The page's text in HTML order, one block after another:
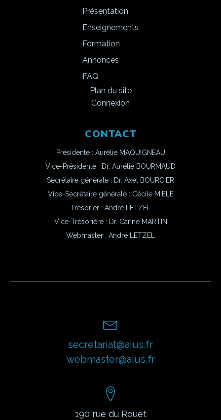
Présentation
Enseignements
Formation
Annonces
FAQ
Plan du site
Connexion
CONTACT
Présidente : Aurélie MAQUIGNEAU
Vice-Présidente : Dr. Aurélie BOURMAUD
Secrétaire générale : Dr. Axel BOURCIER
Vice-Secrétaire générale : Cécile MIELE
Trésorier : André LETZEL
Vice-Trésorière : Dr. Carine MARTIN
Webmaster : André LETZEL
secretariat@aius.fr
webmaster@aius.fr
190 rue du Rouet